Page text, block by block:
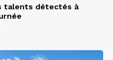
talents détectés à